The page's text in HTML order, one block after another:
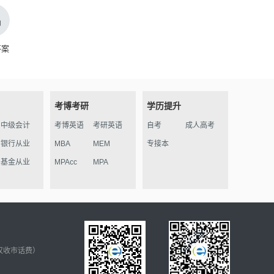
中级会计
银行从业
基金从业
考博考研
考博英语 考研英语
MBA MEM
MPAcc MPA
学历提升
自考 成人高考
专接本
收市话费）